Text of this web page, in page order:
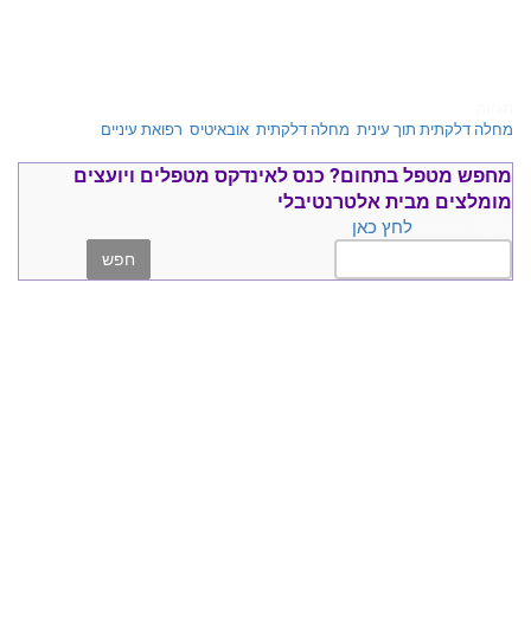
מחלה דלקתית תוך עינית מחלה דלקתית אובאיטיס רפואת עיניים
מחפש מטפל בתחום? כנס לאינדקס מטפלים ויועצים
מומלצים מבית אלטרנטיבלי
לחץ כאן